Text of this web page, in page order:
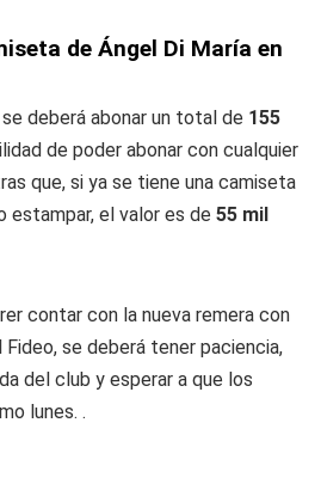
de Ángel Di María en
deberá abonar un total de 155
de poder abonar con cualquier
que, si ya se tiene una camiseta
estampar, el valor es de 55 mil
contar con la nueva remera con
se deberá tener paciencia,
del club y esperar a que los
lunes. .